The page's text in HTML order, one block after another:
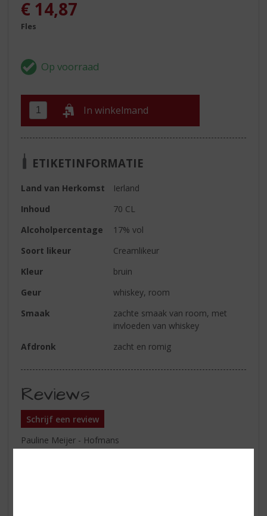
€ 14,87
Fles
In winkelmand
ETIKETINFORMATIE
Land van Herkomst
Ierland
Inhoud
70 CL
Alcoholpercentage
17% vol
Soort likeur
Creamlikeur
Kleur
bruin
Geur
whiskey, room
Smaak
zachte smaak van room, met
invloeden van whiskey
Afdronk
zacht en romig
Reviews
Schrijf een review
Pauline Meijer - Hofmans